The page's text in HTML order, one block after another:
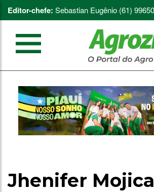
Editor-chefe: Sebastian Eugênio (61)
Jhenifer Mojica